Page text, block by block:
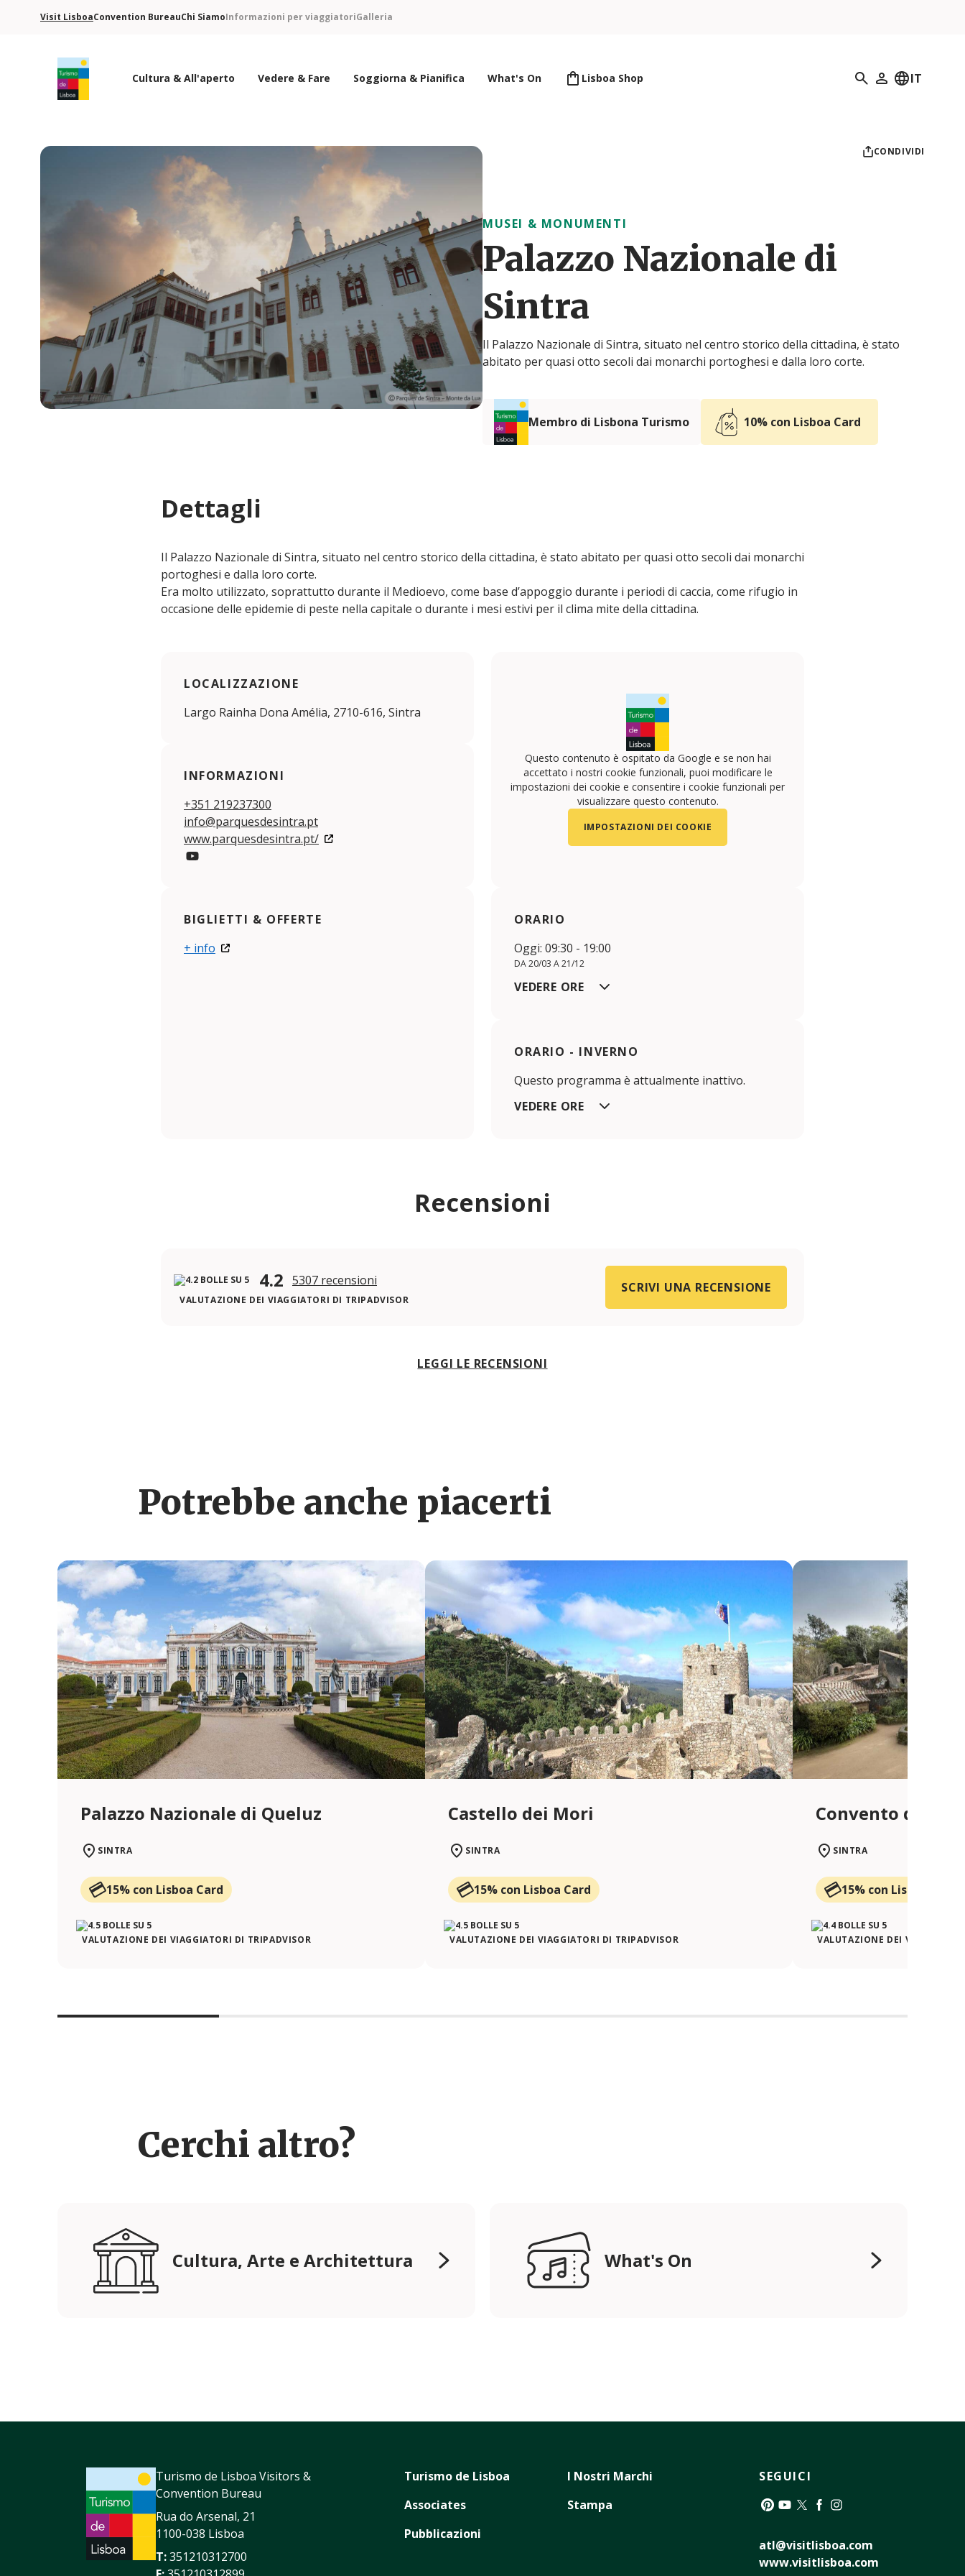
Visit LisboaConvention BureauChi SiamoInformazioni per viaggiatoriGalleria
Cultura & All'aperto Vedere & Fare Soggiorna & Pianifica What's On Lisboa Shop Ricerca
Il mio profilo
IT
CONDIVIDI
MUSEI & MONUMENTI
Palazzo Nazionale di
Sintra
Il Palazzo Nazionale di Sintra, situato nel centro storico della cittadina, è stato
abitato per quasi otto secoli dai monarchi portoghesi e dalla loro corte.
Membro di Lisbona Turismo 10% con Lisboa Card
Dettagli
Il Palazzo Nazionale di Sintra, situato nel centro storico della cittadina, è stato abitato per quasi otto secoli dai monarchi
portoghesi e dalla loro corte.
Era molto utilizzato, soprattutto durante il Medioevo, come base d’appoggio durante i periodi di caccia, come rifugio in
occasione delle epidemie di peste nella capitale o durante i mesi estivi per il clima mite della cittadina.
LOCALIZZAZIONE
Largo Rainha Dona Amélia, 2710-616, Sintra
INFORMAZIONI
+351 219237300
info@parquesdesintra.pt
www.parquesdesintra.pt/
Questo contenuto è ospitato da Google e se non hai
accettato i nostri cookie funzionali, puoi modificare le
impostazioni dei cookie e consentire i cookie funzionali per
visualizzare questo contenuto.
IMPOSTAZIONI DEI COOKIE
BIGLIETTI & OFFERTE
+ info
ORARIO
Oggi: 09:30 - 19:00
DA 20/03 A 21/12
VEDERE ORE
ORARIO - INVERNO
Questo programma è attualmente inattivo.
VEDERE ORE
Recensioni
4.2 5307 recensioni
VALUTAZIONE DEI VIAGGIATORI DI TRIPADVISOR
SCRIVI UNA RECENSIONE
LEGGI LE RECENSIONI
Potrebbe anche piacerti
Palazzo Nazionale di Queluz
SINTRA
15% con Lisboa Card
VALUTAZIONE DEI VIAGGIATORI DI TRIPADVISOR
Castello dei Mori
SINTRA
15% con Lisboa Card
VALUTAZIONE DEI VIAGGIATORI DI TRIPADVISOR
Convento dos
SINTRA
15% con Lisboa Card
VALUTAZIONE DEI
Cerchi altro?
Cultura, Arte e Architettura What's On
Turismo de Lisboa Visitors &
Convention Bureau
Rua do Arsenal, 21
1100-038 Lisboa
T:351210312700
Turismo de Lisboa
Associates
Pubblicazioni
I Nostri Marchi
Stampa
SEGUICI
atl@visitlisboa.com
www.visitlisboa.com